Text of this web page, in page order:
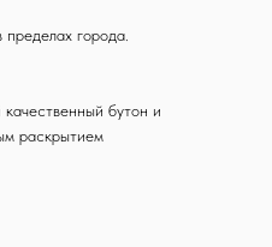
пределах города.
бутон и
раскрытием